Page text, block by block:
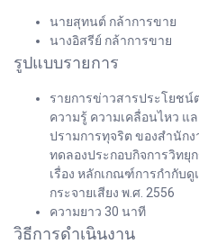
นายสุทนต์ กล้าการขาย
นางอิสรีย์ กล้าการขาย
รูปแบบรายการ
รายการข่าวสารประโยชน์
ความรู้ ความเคลื่อนไหว แ
ปรามการทุจริต ของสำนัก
ทดลองประกอบกิจการวิทยุ
เรื่อง หลักเกณฑ์การกำกับ
กระจายเสียง พ.ศ. 2556
ความยาว 30 นาที
วิธีการดำเนินงาน